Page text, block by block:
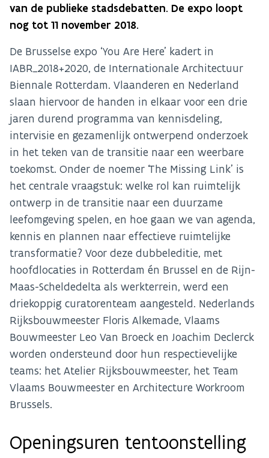
van de publieke stadsdebatten. De expo loopt
nog tot 11 november 2018.
De Brusselse expo ‘You Are Here’ kadert in
IABR_2018+2020, de Internationale Architectuur
Biennale Rotterdam. Vlaanderen en Nederland
slaan hiervoor de handen in elkaar voor een drie
jaren durend programma van kennisdeling,
intervisie en gezamenlijk ontwerpend onderzoek
in het teken van de transitie naar een weerbare
toekomst. Onder de noemer ‘The Missing Link’ is
het centrale vraagstuk: welke rol kan ruimtelijk
ontwerp in de transitie naar een duurzame
leefomgeving spelen, en hoe gaan we van agenda,
kennis en plannen naar effectieve ruimtelijke
transformatie? Voor deze dubbeleditie, met
hoofdlocaties in Rotterdam én Brussel en de Rijn-
Maas-Scheldedelta als werkterrein, werd een
driekoppig curatorenteam aangesteld. Nederlands
Rijksbouwmeester Floris Alkemade, Vlaams
Bouwmeester Leo Van Broeck en Joachim Declerck
worden ondersteund door hun respectievelijke
teams: het Atelier Rijksbouwmeester, het Team
Vlaams Bouwmeester en Architecture Workroom
Brussels.
Openingsuren tentoonstelling